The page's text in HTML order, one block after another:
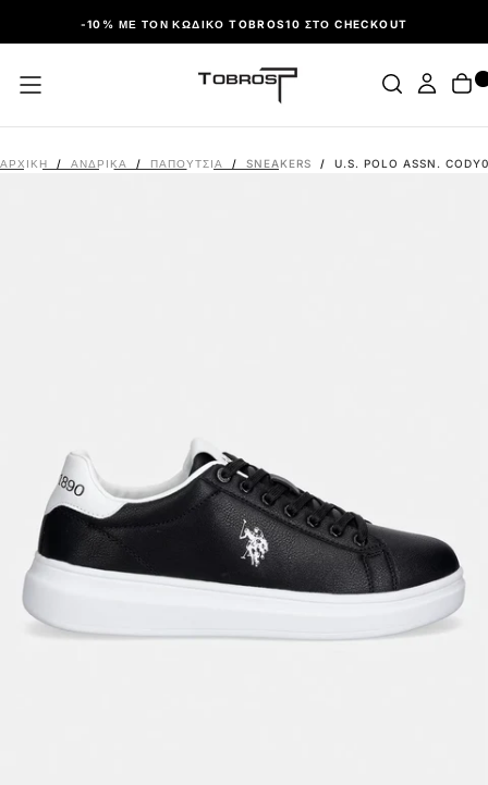
ΠΑΡΆΛΕΙΨΗ-10% ΜΕ ΤΟΝ ΚΩΔΙΚΌ TOBROS10 ΣΤΟ CHECKOUT
ΑΡΧΙΚΉ / ΑΝΔΡΙΚΑ / ΠΑΠΟΎΤΣΙΑ / SNEAKERS / U.S. POLO ASSN.